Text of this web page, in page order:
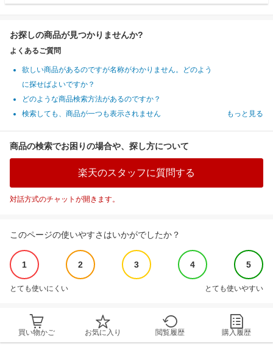
お探しの商品が見つかりませんか?
よくあるご質問
欲しい商品があるのですが名称がわかりません。どのよう
に探せばよいですか？
どのような商品検索方法があるのですか？
検索しても、商品が一つも表示されません
もっと見る
商品の検索でお困りの場合や、探し方について
楽天のスタッフに質問する
対話方式のチャットが開きます。
このページの使いやすさはいかがでしたか？
1 2 3 4 5
とても使いにくい とても使いやすい
買い物かご お気に入り 閲覧履歴 購入履歴